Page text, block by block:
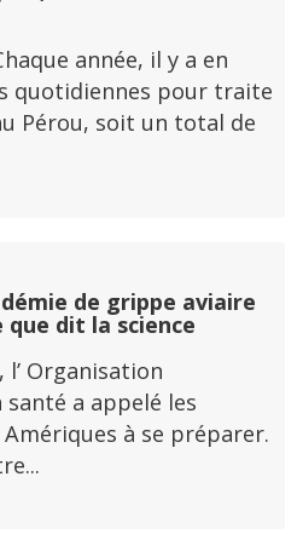
année, il y a en
quotidiennes pour traite
Pérou, soit un total de
de grippe aviaire
dit la science
l’ Organisation
a appelé les
à se préparer.